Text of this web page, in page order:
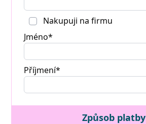
Nakupuji na firmu
Jméno*
Příjmení*
Způsob platby